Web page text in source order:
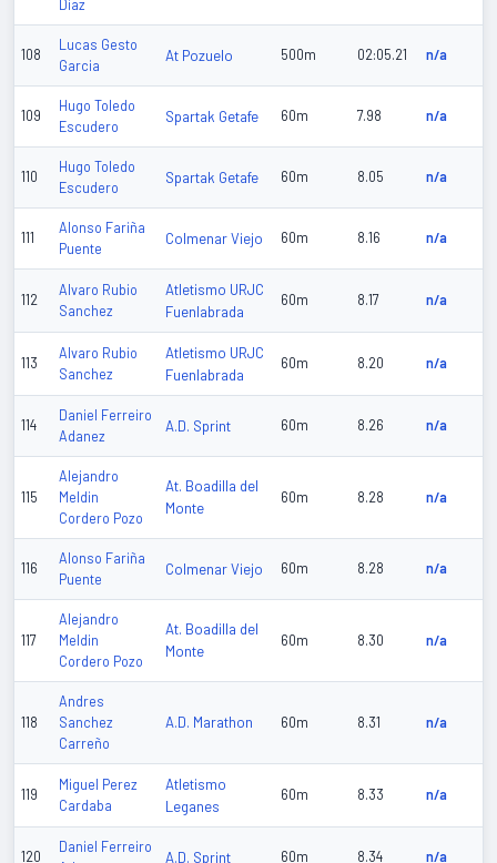
Diaz
108
Lucas Gesto
Garcia
At Pozuelo 500m 02:05.21 n/a
109
Hugo Toledo
Escudero
Spartak Getafe 60m 7.98 n/a
110
Hugo Toledo
Escudero
Spartak Getafe 60m 8.05 n/a
111
Alonso Fariña
Puente
Colmenar Viejo 60m 8.16 n/a
112
Alvaro Rubio
Sanchez
Atletismo URJC
Fuenlabrada
60m 8.17 n/a
113
Alvaro Rubio
Sanchez
Atletismo URJC
Fuenlabrada
60m 8.20 n/a
114
Daniel Ferreiro
Adanez
A.D. Sprint 60m 8.26 n/a
115
Alejandro
Meldin
Cordero Pozo
At. Boadilla del
Monte
60m 8.28 n/a
116
Alonso Fariña
Puente
Colmenar Viejo 60m 8.28 n/a
117
Alejandro
Meldin
Cordero Pozo
At. Boadilla del
Monte
60m 8.30 n/a
118
Andres
Sanchez
Carreño
A.D. Marathon 60m 8.31 n/a
119
Miguel Perez
Cardaba
Atletismo
Leganes
60m 8.33 n/a
120
Daniel Ferreiro
A.D. Sprint 60m 8.34 n/a